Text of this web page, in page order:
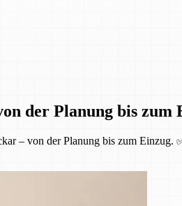
der Planung bis zum
– von der Planung bis zum Einzug.